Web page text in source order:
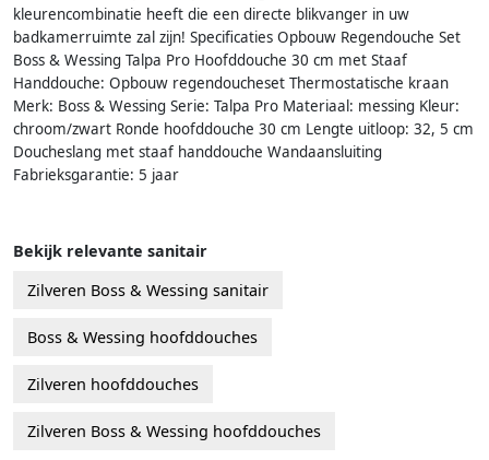
kleurencombinatie heeft die een directe blikvanger in uw
badkamerruimte zal zijn! Specificaties Opbouw Regendouche Set
Boss & Wessing Talpa Pro Hoofddouche 30 cm met Staaf
Handdouche: Opbouw regendoucheset Thermostatische kraan
Merk: Boss & Wessing Serie: Talpa Pro Materiaal: messing Kleur:
chroom/zwart Ronde hoofddouche 30 cm Lengte uitloop: 32, 5 cm
Doucheslang met staaf handdouche Wandaansluiting
Fabrieksgarantie: 5 jaar
Bekijk relevante sanitair
Zilveren Boss & Wessing sanitair
Boss & Wessing hoofddouches
Zilveren hoofddouches
Zilveren Boss & Wessing hoofddouches